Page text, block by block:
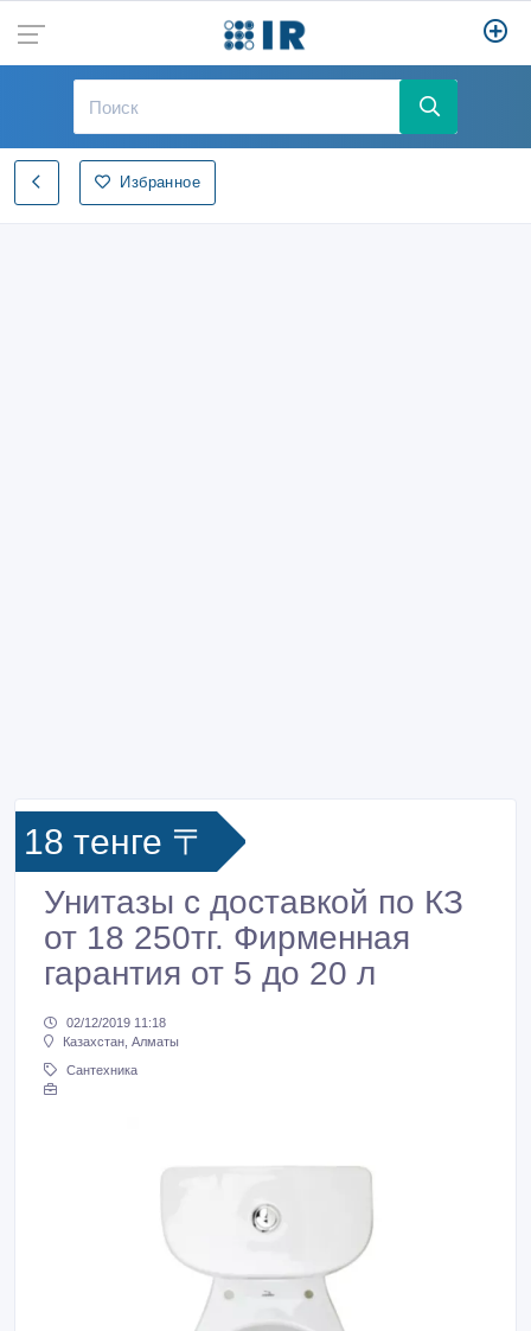
Избранное
18 тенге 〒
Унитазы с доставкой по КЗ
от 18 250тг. Фирменная
гарантия от 5 до 20 л
02/12/2019 11:18
Казахстан, Алматы
Сантехника